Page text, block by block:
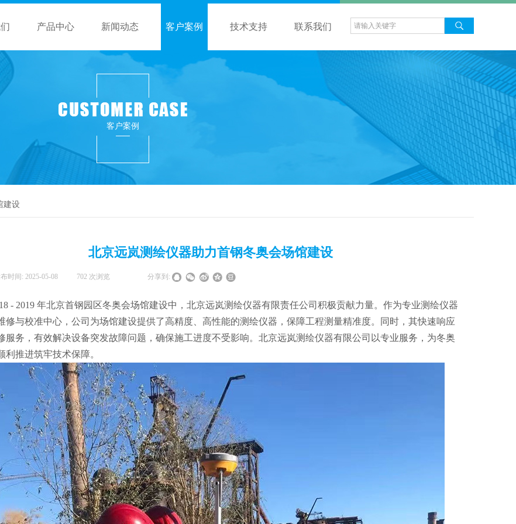
产品中心 新闻动态 客户案例 技术支持 联系我们
客户案例
建设
北京远岚测绘仪器助力首钢冬奥会场馆建设
时间: 2025-05-08 702 次浏览 分享到:
- 2019 年北京首钢园区冬奥会场馆建设中，北京远岚测绘仪器有限责任公司积极贡献力量。作为专业测绘仪器
修与校准中心 ，公司为场馆建设提供了高精度、高性能的测绘仪器，保障工程测量精准度。同时，其快速响应
服务，有效解决设备突发故障问题，确保施工进度不受影响。北京远岚测绘仪器有限公司以专业服务，为冬奥
利推进筑牢技术保障。